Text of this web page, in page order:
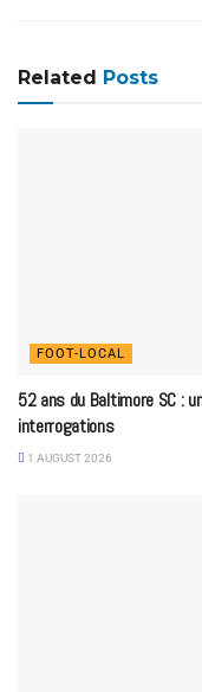
Related Posts
FOOT-LOCAL
52 ans du Baltimore SC :
interrogations
1 AUGUST 2026